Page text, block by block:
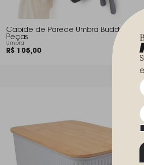
Cabide de Parede Umbra Buddy - 3
Peças
Umbra
R$ 105,00